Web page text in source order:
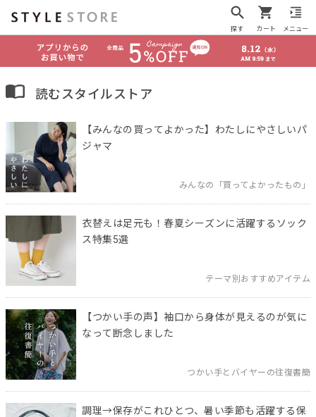
探す カート メニュー
読むスタイルストア
【みんなの買ってよかった】わたしにやさしいパ
ジャマ
みんなの「買ってよかったもの」
衣替えは足元も！春夏シーズンに活躍するソック
ス特集5選
テーマ別おすすめアイテム
【つかい手の声】袖口から身体が見えるのが気に
なって断念しました
つかい手とバイヤーの往復書簡
調理→保存がこれひとつ、暑い季節も活躍する保